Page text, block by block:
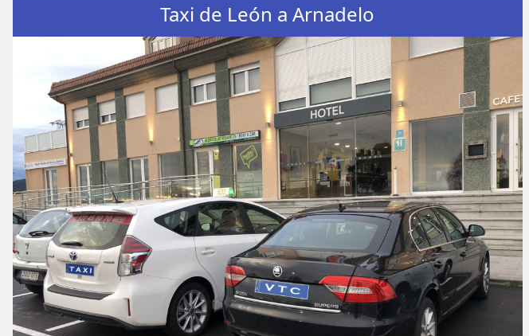
Taxi de León a Arnadelo